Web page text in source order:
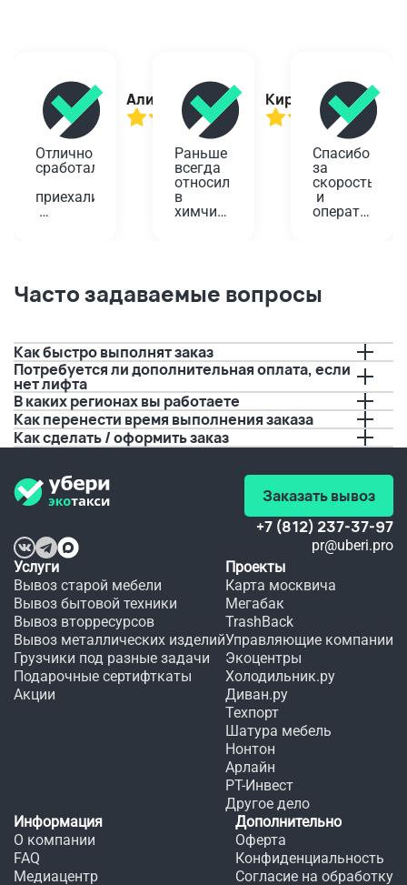
Алина
Отлично
сработали,
приехали
старую
перед
приездом
позвонил,
предупредил
о
времени
Спасибо!!!
Кирилл
Раньше
всегда
относил
в
химчистку
так
решили
попробовать
с
И это
очень
удобно,
а
Спасибо
за
скорость
и
юбилей,
порисовать
на нем
буквально
за пару
дней до
события.
Если бы
не вы,
видать
любимого
платья
в этот
день.
Часто задаваемые вопросы
Как быстро выполнят заказ
Потребуется ли дополнительная оплата, если
нет лифта
В каких регионах вы работаете
Как перенести время выполнения заказа
Как сделать / оформить заказ
Заказать вывоз
+7 (812) 237-37-97
pr@uberi.pro
Услуги
Вывоз старой мебели
Вывоз бытовой техники
Вывоз вторресурсов
Вывоз металлических изделий
Грузчики под разные задачи
Подарочные сертифткаты
Акции
Проекты
Карта москвича
Мегабак
TrashBack
Управляющие компании
Экоцентры
Холодильник.ру
Диван.ру
Техпорт
Шатура мебель
Нонтон
Арлайн
РТ-Инвест
Другое дело
Информация
О компании
FAQ
Медиацентр
Дополнительно
Оферта
Конфиденциальность
Согласие на обработку